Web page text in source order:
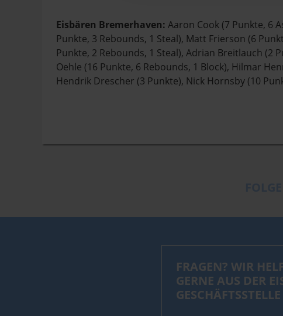
Eisbären Bremerhaven: Aaron Cook (7 Punkte, 6
Punkte, 3 Rebounds, 1 Steal), Matt Frierson (6
Punkte, 2 Rebounds, 1 Steal), Adrian Breitlauch (2
Oehle (16 Punkte, 6 Rebounds, 1 Block), Hilmar
Hendrik Drescher (3 Punkte), Nick Hornsby (10
FRAGEN? WIR
GERNE AUS DER